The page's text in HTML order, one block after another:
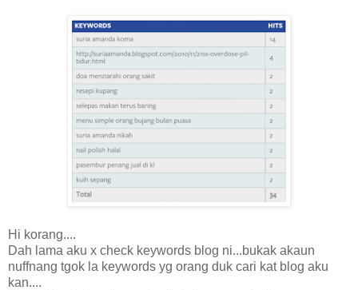
Hi korang....
Dah lama aku x check keywords blog ni...bukak akaun
nuffnang tgok la keywords yg orang duk cari kat blog aku
kan....